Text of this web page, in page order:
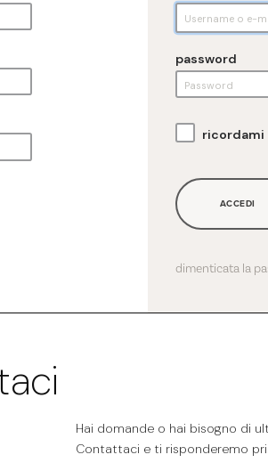
password
ricordami
ACCEDI
dimenticata la
Hai domande o hai bisogno di
Contattaci e ti risponderemo